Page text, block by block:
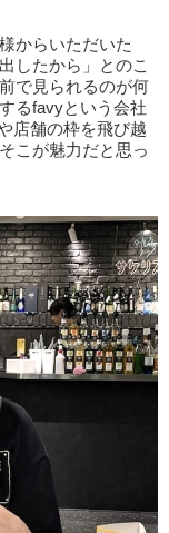
からいただいた
したから」とのこ
で見られるのが何
るfavyという会社
店舗の枠を飛び越
こが魅力だと思っ